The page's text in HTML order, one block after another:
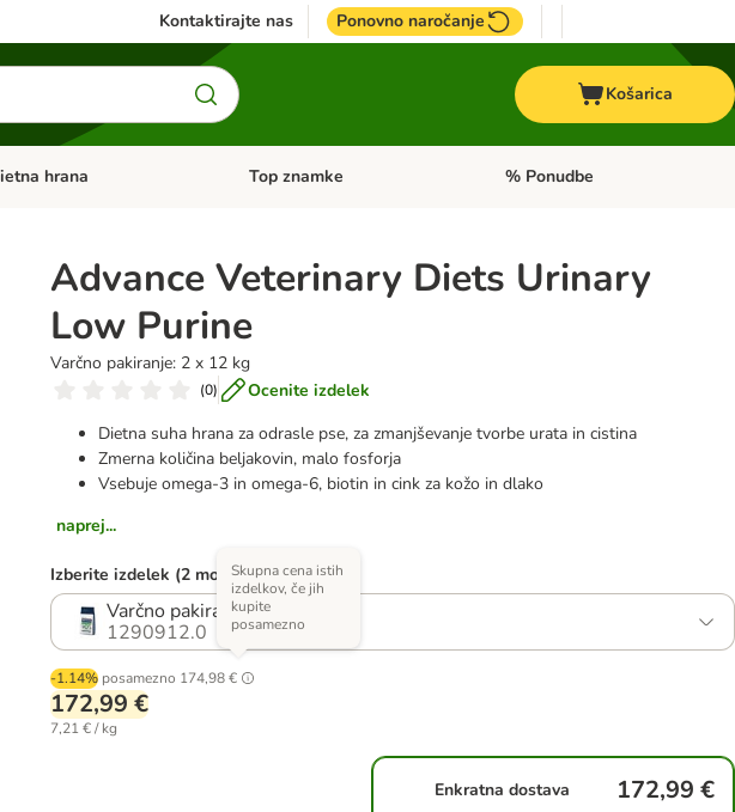
Kontaktirajte nas Ponovno naročanje
Košarica
meni kategorij: Ptice
hrana Odprite meni kategorij: Dietna hrana
Top znamke Odprite meni kategorij: Top
% Ponudbe
Advance Veterinary Diets Urinary
Low Purine
Varčno pakiranje: 2 x 12 kg
(0)
Ocenite izdelek
Dietna suha hrana za odrasle pse, za zmanjševanje tvorbe urata in cistina
Zmerna količina beljakovin, malo fosforja
Vsebuje omega-3 in omega-6, biotin in cink za kožo in dlako
naprej...
Izberite izdelek (2 možnosti)
Varčno pakiranje: 2 x 12 kg
1290912.0
-1.14% posamezno 174,98 €
Skupna cena istih
izdelkov, če jih
kupite
posamezno
172,99 €
7,21 € / kg
Enkratna dostava 172,99 €